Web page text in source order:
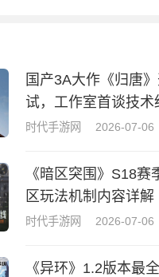
国产3A大作《归唐
试，工作室首谈技术
时代手游网 2026-07-06
《暗区突围》S18赛
区玩法机制内容详解
时代手游网 2026-07-06
《异环》1.2版本最